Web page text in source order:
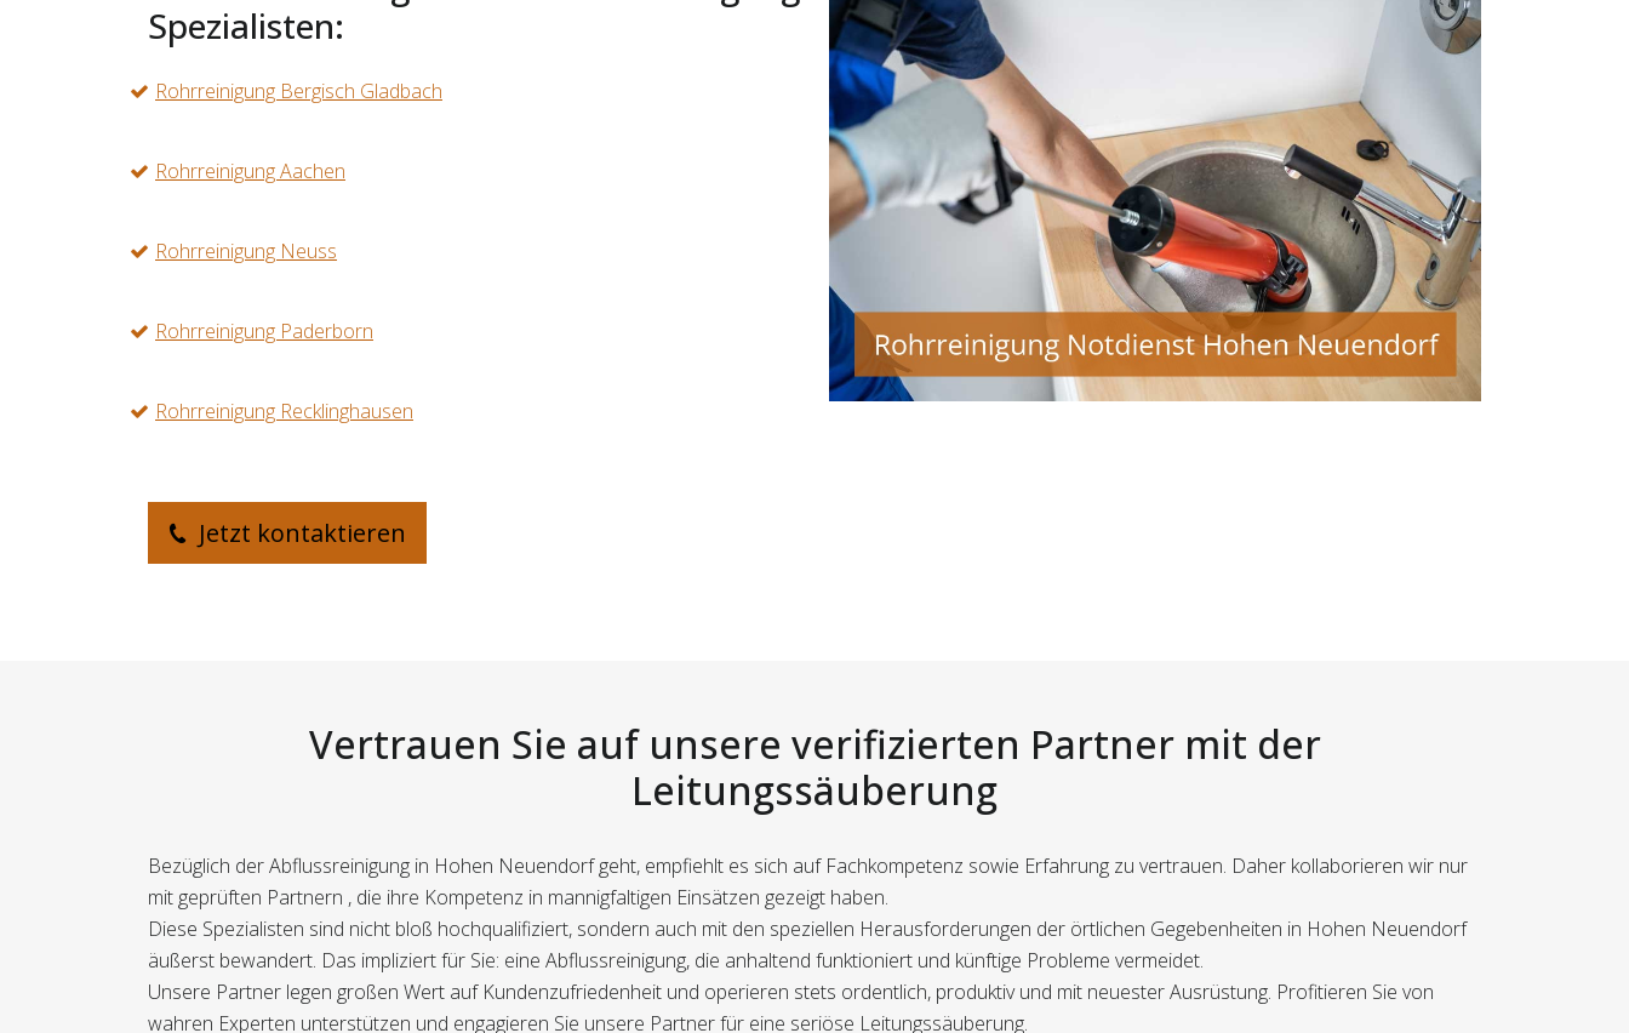
Spezialisten:
Rohrreinigung Bergisch Gladbach
Rohrreinigung Aachen
Rohrreinigung Neuss
Rohrreinigung Paderborn
Rohrreinigung Recklinghausen
Jetzt kontaktieren
Vertrauen Sie auf unsere verifizierten Partner mit der
Leitungssäuberung
Bezüglich der Abflussreinigung in Hohen Neuendorf geht, empfiehlt es sich auf Fachkompetenz sowie Erfahrung zu vertrauen. Daher kollaborieren wir nur
mit geprüften Partnern , die ihre Kompetenz in mannigfaltigen Einsätzen gezeigt haben.
Diese Spezialisten sind nicht bloß hochqualifiziert, sondern auch mit den speziellen Herausforderungen der örtlichen Gegebenheiten in Hohen Neuendorf
äußerst bewandert. Das impliziert für Sie: eine Abflussreinigung, die anhaltend funktioniert und künftige Probleme vermeidet.
Unsere Partner legen großen Wert auf Kundenzufriedenheit und operieren stets ordentlich, produktiv und mit neuester Ausrüstung. Profitieren Sie von
wahren Experten unterstützen und engagieren Sie unsere Partner für eine seriöse Leitungssäuberung.